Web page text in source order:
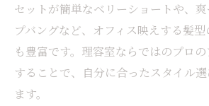
セットが簡単なベリーショートや、
プバングなど、オフィス映えする髪
も豊富です。理容室ならではのプロ
することで、自分に合ったスタイル
ます。